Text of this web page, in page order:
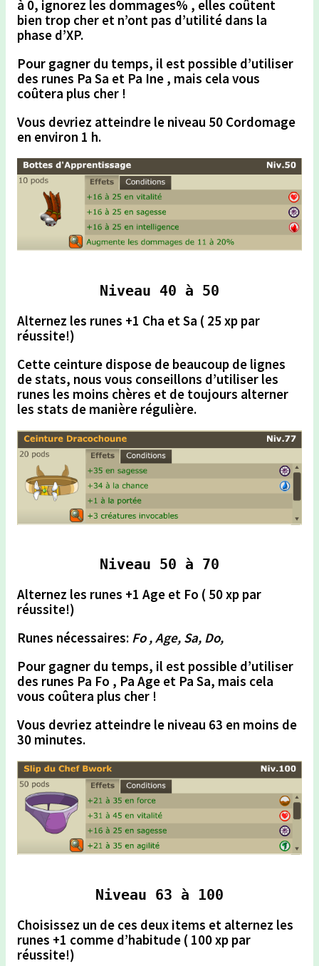
à 0, ignorez les dommages% , elles coûtent
bien trop cher et n’ont pas d’utilité dans la
phase d’XP.
Pour gagner du temps, il est possible d’utiliser
des runes Pa Sa et Pa Ine , mais cela vous
coûtera plus cher !
Vous devriez atteindre le niveau 50 Cordomage
en environ 1 h.
Niveau 40 à 50
Alternez les runes +1 Cha et Sa ( 25 xp par
réussite!)
Cette ceinture dispose de beaucoup de lignes
de stats, nous vous conseillons d’utiliser les
runes les moins chères et de toujours alterner
les stats de manière régulière.
Niveau 50 à 70
Alternez les runes +1 Age et Fo ( 50 xp par
réussite!)
Runes nécessaires: Fo , Age, Sa, Do,
Pour gagner du temps, il est possible d’utiliser
des runes Pa Fo , Pa Age et Pa Sa, mais cela
vous coûtera plus cher !
Vous devriez atteindre le niveau 63 en moins de
30 minutes.
Niveau 63 à 100
Choisissez un de ces deux items et alternez les
runes +1 comme d’habitude ( 100 xp par
réussite!)